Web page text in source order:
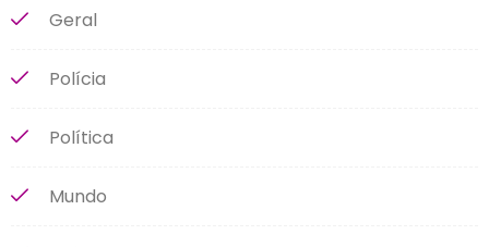
Geral
Polícia
Política
Mundo